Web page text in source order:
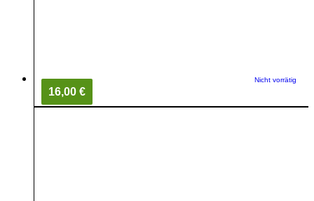
Nicht vorrätig
16,00 €